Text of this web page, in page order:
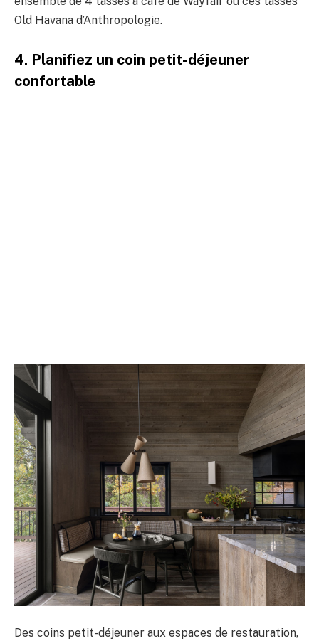
Old Havana d’Anthropologie.
4. Planifiez un coin petit-déjeuner
confortable
Des coins petit-déjeuner aux espaces de restauration,